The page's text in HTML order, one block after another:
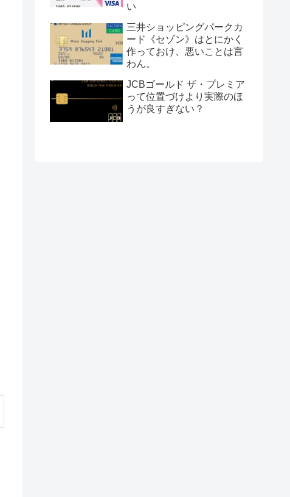
い
三井ショッピングパークカ
ード《セゾン》はとにかく
作っておけ、悪いことは言
わん。
JCBゴールド ザ・プレミア
って位置づけより実際のほ
うが良すぎない？